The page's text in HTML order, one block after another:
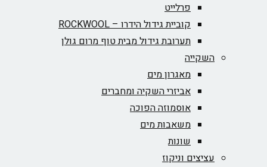
פרלייט
קוביית גידול הידרו – ROCKWOOL‏
תערובת גידול מבית טוף מרום גולן
השקייה
מאגרון מים
אביזרי השקיה ומחברים
אוסמוזה הפוכה
משאבות מים
שונות
עציצים וניקוז